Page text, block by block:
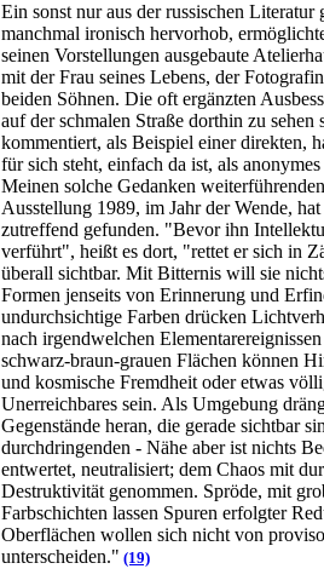
Ein sonst nur aus der russischen Literatur
manchmal ironisch hervorhob,
seinen Vorstellungen ausgebaute
mit der Frau seines Lebens, der
beiden Söhnen. Die oft ergänzten
auf der schmalen Straße dorthin zu sehen
kommentiert, als Beispiel einer direkten,
für sich steht, einfach da ist, als
Meinen solche Gedanken
Ausstellung 1989, im Jahr der Wende,
zutreffend gefunden. "Bevor ihn
verführt", heißt es dort, "rettet er sich in
überall sichtbar. Mit Bitternis will sie
Formen jenseits von Erinnerung und
undurchsichtige Farben drücken
nach irgendwelchen
schwarz-braun-grauen Flächen können
und kosmische Fremdheit oder etwas
Unerreichbares sein. Als Umgebung
Gegenstände heran, die gerade sichtbar
durchdringenden - Nähe aber ist nichts
entwertet, neutralisiert; dem Chaos mit
Destruktivität genommen. Spröde, mit
Farbschichten lassen Spuren erfolgter
Oberflächen wollen sich nicht von
unterscheiden." (19)